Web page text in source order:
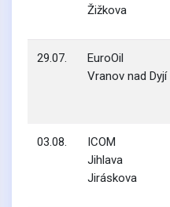
Žižkova
29.07.
EuroOil
Vranov nad Dyjí
03.08.
ICOM
Jihlava
Jiráskova